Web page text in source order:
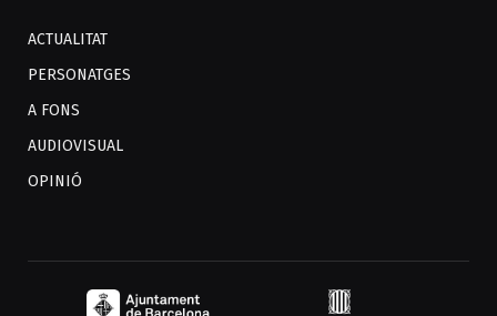
ACTUALITAT
PERSONATGES
A FONS
AUDIOVISUAL
OPINIÓ